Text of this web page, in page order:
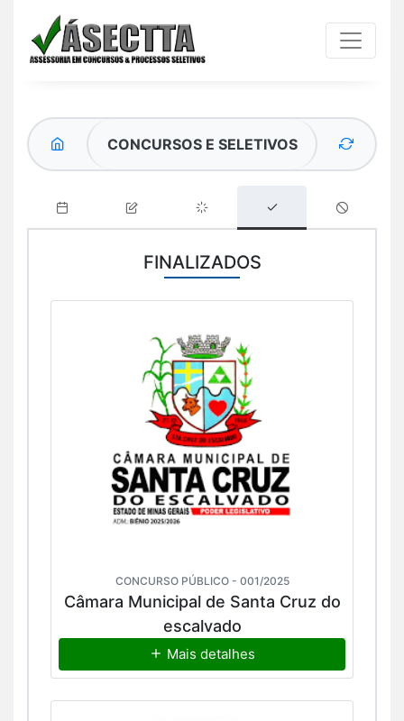
CONCURSOS E SELETIVOS
FINALIZADOS
CONCURSO PÚBLICO - 001/2025
Câmara Municipal de Santa Cruz do
escalvado
Mais detalhes